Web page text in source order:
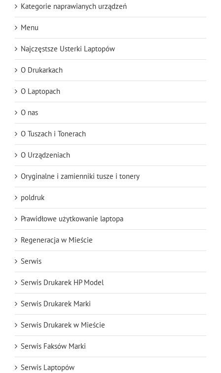
Kategorie naprawianych urządzeń
Menu
Najczęstsze Usterki Laptopów
O Drukarkach
O Laptopach
O nas
O Tuszach i Tonerach
O Urządzeniach
Oryginalne i zamienniki tusze i tonery
poldruk
Prawidłowe użytkowanie laptopa
Regeneracja w Mieście
Serwis
Serwis Drukarek HP Model
Serwis Drukarek Marki
Serwis Drukarek w Mieście
Serwis Faksów Marki
Serwis Laptopów